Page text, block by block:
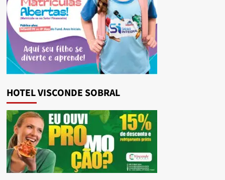
HOTEL VISCONDE SOBRAL